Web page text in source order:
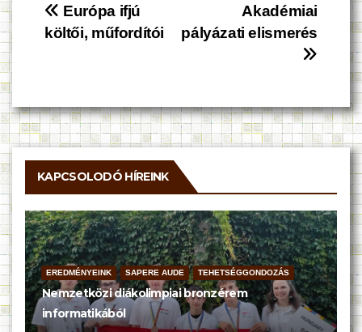
Bejegyzés
navigáció
Akadémiai
pályázati elismerés
Európa ifjú
költői, műfordítói
KAPCSOLODÓ HÍREINK
EREDMÉNYEINK SAPERE AUDE TEHETSÉGGONDOZÁS
Nemzetközi diákolimpiai bronzérem
informatikából